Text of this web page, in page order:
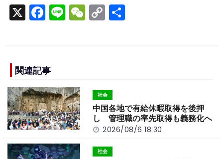
X F
a
e
b
o
o
k
Li
n
W
e
C
o
n
k
関連記事
社会
中国各地で有給休暇取得を後押
し 管理職の率先取得も義務化へ
2026/08/6 18:30
社会